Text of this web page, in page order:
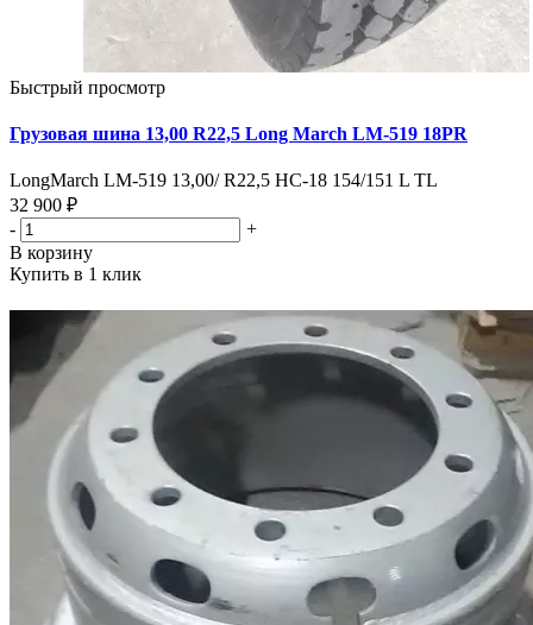
Быстрый просмотр
Грузовая шина 13,00 R22,5 Long March LM-519 18PR
LongMarch LM-519 13,00/ R22,5 HC-18 154/151 L TL
32 900 ₽
-
+
В корзину
Купить в 1 клик